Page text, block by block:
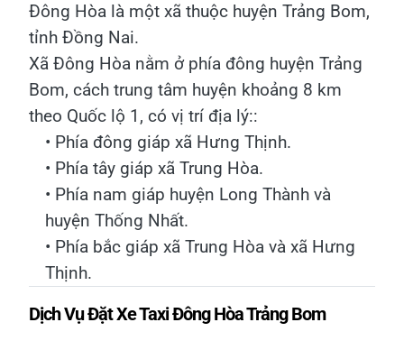
Đông Hòa là một xã thuộc huyện Trảng Bom,
tỉnh Đồng Nai.
Xã Đông Hòa nằm ở phía đông huyện Trảng
Bom, cách trung tâm huyện khoảng 8 km
theo Quốc lộ 1, có vị trí địa lý::
• Phía đông giáp xã Hưng Thịnh.
• Phía tây giáp xã Trung Hòa.
• Phía nam giáp huyện Long Thành và
huyện Thống Nhất.
• Phía bắc giáp xã Trung Hòa và xã Hưng
Thịnh.
Dịch Vụ Đặt Xe Taxi Đông Hòa Trảng Bom